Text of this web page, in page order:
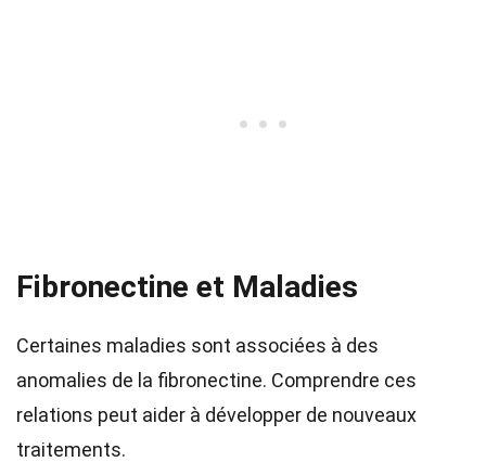
Fibronectine et Maladies
Certaines maladies sont associées à des
anomalies de la fibronectine. Comprendre ces
relations peut aider à développer de nouveaux
traitements.